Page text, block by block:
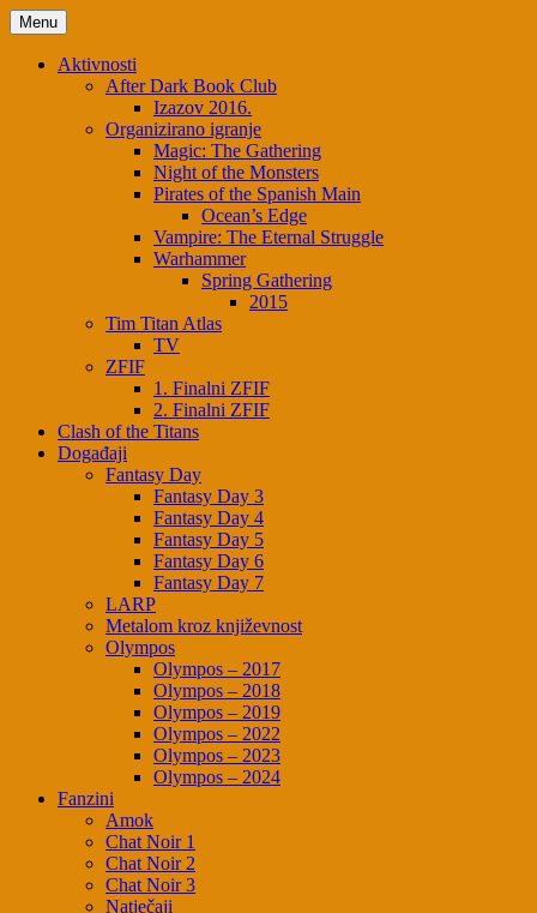
Menu
Aktivnosti
After Dark Book Club
Izazov 2016.
Organizirano igranje
Magic: The Gathering
Night of the Monsters
Pirates of the Spanish Main
Ocean’s Edge
Vampire: The Eternal Struggle
Warhammer
Spring Gathering
2015
Tim Titan Atlas
TV
ZFIF
1. Finalni ZFIF
2. Finalni ZFIF
Clash of the Titans
Događaji
Fantasy Day
Fantasy Day 3
Fantasy Day 4
Fantasy Day 5
Fantasy Day 6
Fantasy Day 7
LARP
Metalom kroz književnost
Olympos
Olympos – 2017
Olympos – 2018
Olympos – 2019
Olympos – 2022
Olympos – 2023
Olympos – 2024
Fanzini
Amok
Chat Noir 1
Chat Noir 2
Chat Noir 3
Natječaji